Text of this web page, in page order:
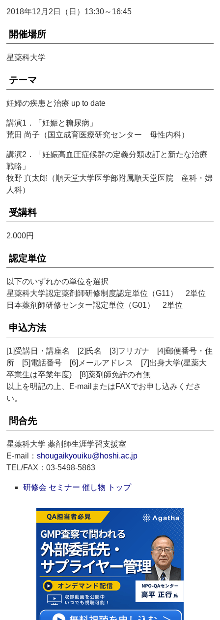
2018年12月2日（日）13:30～16:45
開催場所
星薬科大学
テーマ
妊婦の疾患と治療 up to date
講演1．「妊娠と糖尿病」
荒田 尚子（国立成育医療研究センター 母性内科）
講演2．「妊娠高血圧症候群の定義分類改訂と新たな治療
戦略」
牧野 真太郎（順天堂大学医学部附属順天堂医院 産科・婦
人科）
受講料
2,000円
認定単位
以下のいずれかの単位を選択
星薬科大学認定薬剤師研修制度認定単位（G11） 2単位
日本薬剤師研修センター認定単位（G01） 2単位
申込方法
[1]受講日・講座名 [2]氏名 [3]フリガナ [4]郵便番号・住
所 [5]電話番号 [6]メールアドレス [7]出身大学(星薬大
卒業生は卒業年度) [8]薬剤師免許の有無
以上を明記の上、E-mailまたはFAXでお申し込みくださ
い。
問合先
星薬科大学 薬剤師生涯学習支援室
E-mail：shougaikyouiku@hoshi.ac.jp
TEL/FAX：03-5498-5863
研修会 セミナー 催し物 トップ